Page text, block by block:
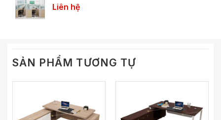
Liên hệ
SẢN PHẨM TƯƠNG TỰ